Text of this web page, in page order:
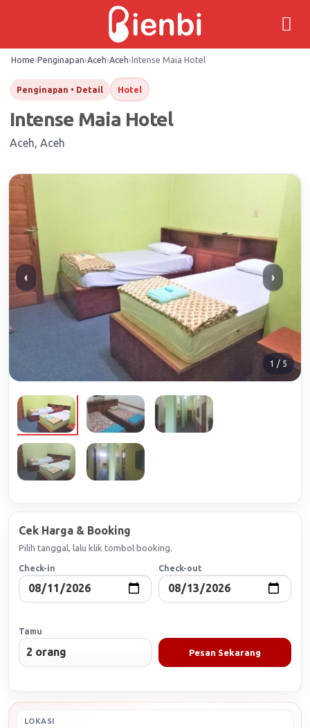
Home›Penginapan›Aceh›Aceh›Intense Maia Hotel
Penginapan • Detail Hotel
Intense Maia Hotel
Aceh, Aceh
‹ ›
1 / 5
Cek Harga & Booking
Pilih tanggal, lalu klik tombol booking.
Check-in Check-out
Tamu
Pesan Sekarang
LOKASI